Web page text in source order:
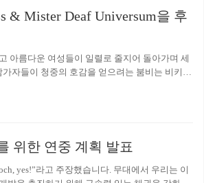
& Mister Deaf Universum을 후
아름다운 여성들이 일렬로 줄지어 돌아가며 세
자들이 청중의 호감을 얻으려는 붐비는 비키니
영향력 있는 Mr./Miss Deaf Universum은 올해
신을 표현할 수 있습니다. …
위한 연중 계획 발표
yes!”라고 주장했습니다. 무대에서 우리는 이